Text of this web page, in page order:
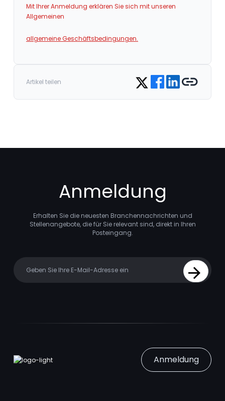
Mit Ihrer Anmeldung erklären Sie sich mit unseren
Allgemeinen
allgemeine Geschäftsbedingungen.
Artikel teilen Share on Twitter
Share on Facebook
Share on LinkedIn
Copy link
Anmeldung
Erhalten Sie die neuesten Branchennachrichten und
Stellenangebote, die für Sie relevant sind, direkt in Ihren
Posteingang.
Sign Up
Anmeldung